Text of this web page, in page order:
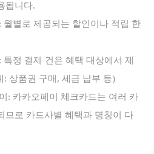
됩니다.
월별로 제공되는 할인이나 적립 한
정 결제 건은 혜택 대상에서 제
: 상품권 구매, 세금 납부 등)
: 카카오페이 체크카드는 여러 카
므로 카드사별 혜택과 명칭이 다